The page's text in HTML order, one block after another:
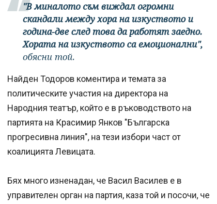
"В миналото съм виждал огромни
скандали между хора на изкуството и
година-две след това да работят заедно.
Хората на изкуството са емоционални",
обясни той.
Найден Тодоров коментира и темата за
политическите участия на директора на
Народния театър, който е в ръководството на
партията на Красимир Янков "Българска
прогресивна линия", на тези избори част от
коалицията Левицата.
Бях много изненадан, че Васил Василев е в
управителен орган на партия, каза той и посочи, че